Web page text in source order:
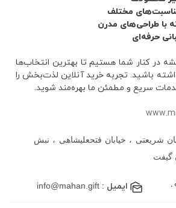
مختلف
با طراحی‌های مدرن
حرفه‌ای
در کنار شما هستیم تا بهترین انتخاب‌ها
داشته باشید. تجربه خرید آنلاین لذت‌بخش را
سریع و مطمئن ما بهره‌مند شوید.
شریعتی ، خیابان فتحعلیشاهی ، نبش
ایمیل : info@mahan.gift